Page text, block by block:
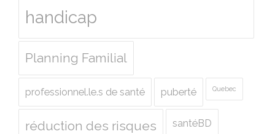
handicap
Planning Familial
professionnel.le.s de santé puberté Quebec
réduction des risques santéBD